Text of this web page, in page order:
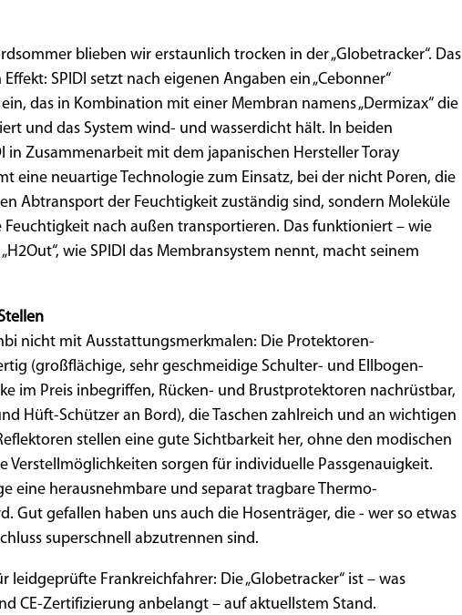
blieben wir erstaunlich trocken in der „Globetracker“. Das
SPIDI setzt nach eigenen Angaben ein „Cebonner“
das in Kombination mit einer Membran namens „Dermizax“ die
und das System wind- und wasserdicht hält. In beiden
in Zusammenarbeit mit dem japanischen Hersteller Toray
eine neuartige Technologie zum Einsatz, bei der nicht Poren, die
Abtransport der Feuchtigkeit zuständig sind, sondern Moleküle
Feuchtigkeit nach außen transportieren. Das funktioniert – wie
wie SPIDI das Membransystem nennt, macht seinem
nicht mit Ausstattungsmerkmalen: Die Protektoren-
(großflächige, sehr geschmeidige Schulter- und Ellbogen-
im Preis inbegriffen, Rücken- und Brustprotektoren nachrüstbar,
Hüft-Schützer an Bord), die Taschen zahlreich und an wichtigen
stellen eine gute Sichtbarkeit her, ohne den modischen
Verstellmöglichkeiten sorgen für individuelle Passgenauigkeit.
eine herausnehmbare und separat tragbare Thermo-
Gut gefallen haben uns auch die Hosenträger, die - wer so etwas
superschnell abzutrennen sind.
leidgeprüfte Frankreichfahrer: Die „Globetracker“ ist – was
CE-Zertifizierung anbelangt – auf aktuellstem Stand.